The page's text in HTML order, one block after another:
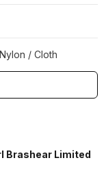
/ Cloth
Brashear Limited